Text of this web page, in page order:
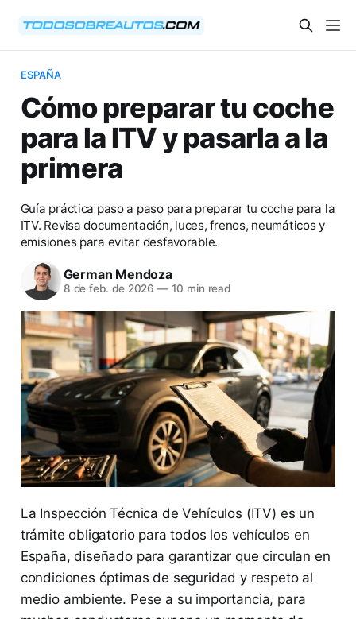
ESPAÑA
Cómo preparar tu coche
para la ITV y pasarla a la
primera
Guía práctica paso a paso para preparar tu coche para la
ITV. Revisa documentación, luces, frenos, neumáticos y
emisiones para evitar desfavorable.
German Mendoza
8 de feb. de 2026 — 10 min read
La Inspección Técnica de Vehículos (ITV) es un
trámite obligatorio para todos los vehículos en
España, diseñado para garantizar que circulan en
condiciones óptimas de seguridad y respeto al
medio ambiente. Pese a su importancia, para